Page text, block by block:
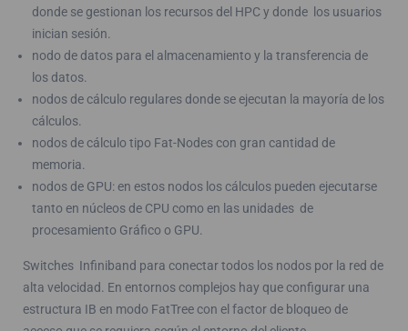
donde se gestionan los recursos del HPC y donde los usuarios
inician sesión.
nodo de datos para el almacenamiento y la transferencia de
los datos.
nodos de cálculo regulares donde se ejecutan la mayoría de los
cálculos.
nodos de cálculo tipo Fat-Nodes con gran cantidad de
memoria.
nodos de GPU: en estos nodos los cálculos pueden ejecutarse
tanto en núcleos de CPU como en las unidades de
procesamiento Gráfico o GPU.
Switches Infiniband para conectar todos los nodos por la red de
alta velocidad. En entornos complejos hay que configurar una
estructura IB en modo FatTree con el factor de bloqueo de